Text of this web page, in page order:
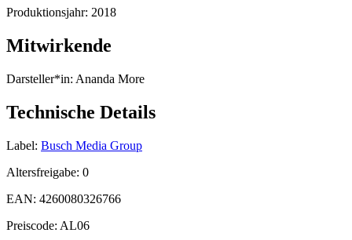
Produktionsjahr: 2018
Mitwirkende
Darsteller*in: Ananda More
Technische Details
Label: Busch Media Group
Altersfreigabe: 0
EAN: 4260080326766
Preiscode: AL06